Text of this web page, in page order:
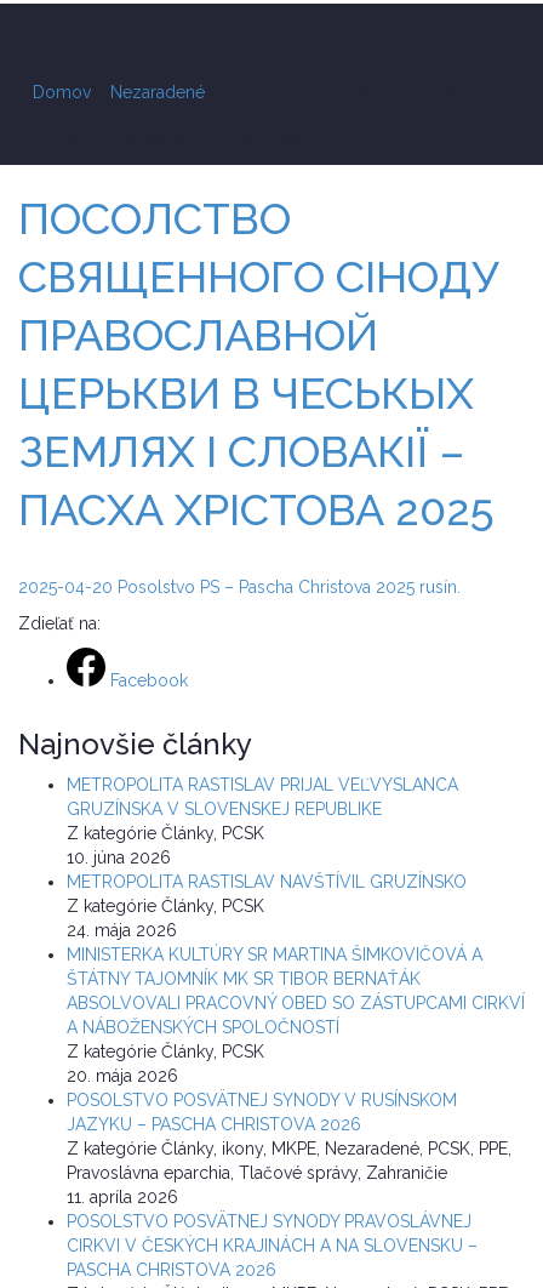
Domov Nezaradené
ПОСОЛСТВО
СВЯЩЕННОГО СІНОДУ
ПРАВОСЛАВНОЙ
ЦЕРЬКВИ В ЧЕСЬКЫХ
ЗЕМЛЯХ І СЛОВАКІЇ –
ПАСХА ХРІСТОВА 2025
2025-04-20 Posolstvo PS – Pascha Christova 2025 rusín.
Zdieľať na:
Facebook
Najnovšie články
METROPOLITA RASTISLAV PRIJAL VEĽVYSLANCA
GRUZÍNSKA V SLOVENSKEJ REPUBLIKE
Z kategórie Články, PCSK
10. júna 2026
METROPOLITA RASTISLAV NAVŠTÍVIL GRUZÍNSKO
Z kategórie Články, PCSK
24. mája 2026
MINISTERKA KULTÚRY SR MARTINA ŠIMKOVIČOVÁ A
ŠTÁTNY TAJOMNÍK MK SR TIBOR BERNAŤÁK
ABSOLVOVALI PRACOVNÝ OBED SO ZÁSTUPCAMI CIRKVÍ
A NÁBOŽENSKÝCH SPOLOČNOSTÍ
Z kategórie Články, PCSK
20. mája 2026
POSOLSTVO POSVÄTNEJ SYNODY V RUSÍNSKOM
JAZYKU – PASCHA CHRISTOVA 2026
Z kategórie Články, ikony, MKPE, Nezaradené, PCSK, PPE,
Pravoslávna eparchia, Tlačové správy, Zahraničie
11. apríla 2026
POSOLSTVO POSVÄTNEJ SYNODY PRAVOSLÁVNEJ
CIRKVI V ČESKÝCH KRAJINÁCH A NA SLOVENSKU –
PASCHA CHRISTOVA 2026